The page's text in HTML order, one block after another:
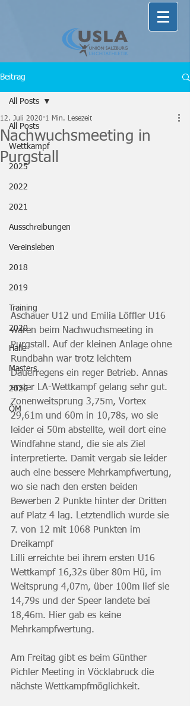
Beitrag
All Posts
Wettkampf
2025
2022
2021
Ausschreibungen
Vereinsleben
2018
2019
Training
2020
Halle
Masters
2026
ÖM
All Posts
Nachwuchsmeeting in
Purgstall
12. Juli 2020 1 Min. Lesezeit
Aschauer U12 und Emilia Löffler U16
waren beim Nachwuchsmeeting in
Purgstall. Auf der kleinen Anlage ohne
Rundbahn war trotz leichtem
Dauerregens ein reger Betrieb. Annas
erster LA-Wettkampf gelang sehr gut.
Zonenweitsprung 3,75m, Vortex
29,61m und 60m in 10,78s, wo sie
leider ei 50m abstellte, weil dort eine
Windfahne stand, die sie als Ziel
interpretierte. Damit vergab sie leider
auch eine bessere Mehrkampfwertung,
wo sie nach den ersten beiden
Bewerben 2 Punkte hinter der Dritten
auf Platz 4 lag. Letztendlich wurde sie
7. von 12 mit 1068 Punkten im
Dreikampf
Lilli erreichte bei ihrem ersten U16
Wettkampf 16,32s über 80m Hü, im
Weitsprung 4,07m, über 100m lief sie
14,79s und der Speer landete bei
18,46m. Hier gab es keine
Mehrkampfwertung.
Am Freitag gibt es beim Günther
Pichler Meeting in Vöcklabruck die
nächste Wettkampfmöglichkeit.